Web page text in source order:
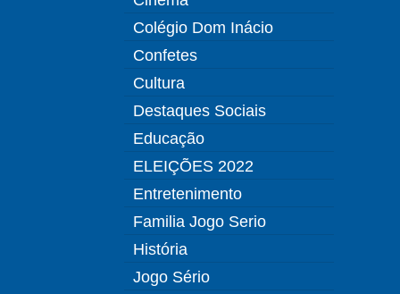
Colégio Dom Inácio
Confetes
Cultura
Destaques Sociais
Educação
ELEIÇÕES 2022
Entretenimento
Familia Jogo Serio
História
Jogo Sério